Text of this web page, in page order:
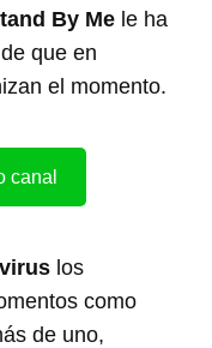
By Me le ha
que en
el momento.
canal
los
como
de uno,